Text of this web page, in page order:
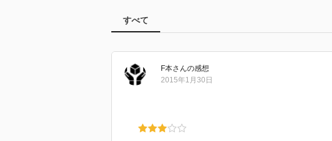
すべて
F本さんの感想
2015年1月30日